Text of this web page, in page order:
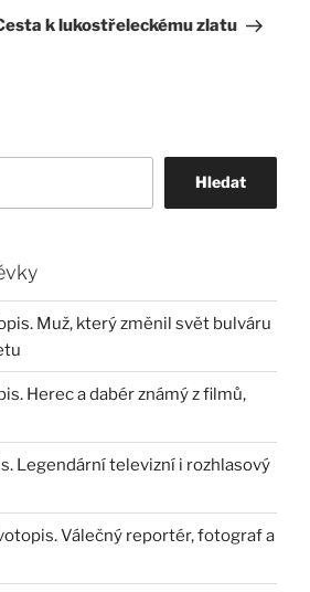
k lukostřeleckému zlatu
Hledat
Muž, který změnil svět bulváru
Herec a dabér známý z filmů,
Legendární televizní i rozhlasový
Válečný reportér, fotograf a